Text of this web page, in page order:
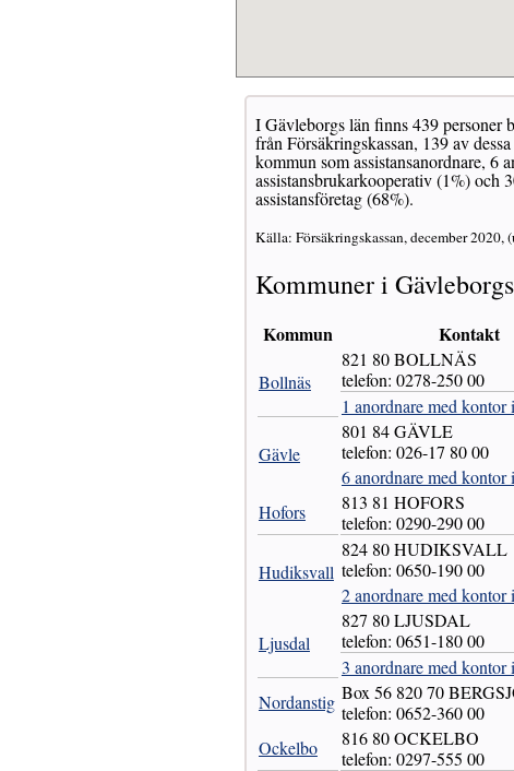
I Gävleborgs län finns 439 personer
från Försäkringskassan, 139 av
kommun som assistansanordnare, 6
assistansbrukarkooperativ (1%) och
assistansföretag (68%).
Källa: Försäkringskassan, december 2020,
Kommuner i
Kommun Kontakt
Bollnäs
821 80 BOLLNÄS
telefon: 0278-250 00
1 anordnare med
Gävle
801 84 GÄVLE
telefon: 026-17 80 00
6 anordnare med kontor
Hofors
813 81 HOFORS
telefon: 0290-290 00
Hudiksvall
824 80 HUDIKSVALL
telefon: 0650-190 00
2 anordnare med
Ljusdal
827 80 LJUSDAL
telefon: 0651-180 00
3 anordnare med kontor
Nordanstig Box 56 820 70
telefon: 0652-360 00
Ockelbo
816 80 OCKELBO
telefon: 0297-555 00